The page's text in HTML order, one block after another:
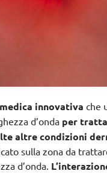
innovativa che
d’onda per
altre condizioni
sulla zona da
d’onda.